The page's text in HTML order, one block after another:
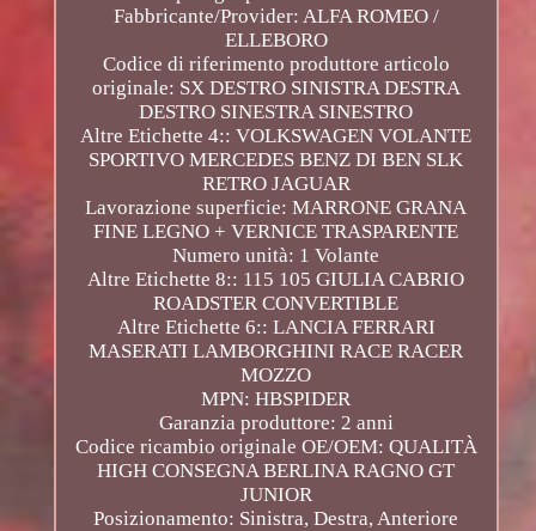
Fabbricante/Provider: ALFA ROMEO /
ELLEBORO
Codice di riferimento produttore articolo
originale: SX DESTRO SINISTRA DESTRA
DESTRO SINESTRA SINESTRO
Altre Etichette 4:: VOLKSWAGEN VOLANTE
SPORTIVO MERCEDES BENZ DI BEN SLK
RETRO JAGUAR
Lavorazione superficie: MARRONE GRANA
FINE LEGNO + VERNICE TRASPARENTE
Numero unità: 1 Volante
Altre Etichette 8:: 115 105 GIULIA CABRIO
ROADSTER CONVERTIBLE
Altre Etichette 6:: LANCIA FERRARI
MASERATI LAMBORGHINI RACE RACER
MOZZO
MPN: HBSPIDER
Garanzia produttore: 2 anni
Codice ricambio originale OE/OEM: QUALITÀ
HIGH CONSEGNA BERLINA RAGNO GT
JUNIOR
Posizionamento: Sinistra, Destra, Anteriore